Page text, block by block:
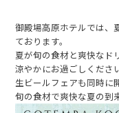
御殿場高原ホテルでは、
ております。
夏が旬の食材と爽快なド
涼やかにお過ごしください
生ビールフェアも同時に
旬の食材で爽快な夏の到